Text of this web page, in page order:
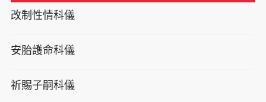
改制性情科儀
安胎護命科儀
祈賜子嗣科儀